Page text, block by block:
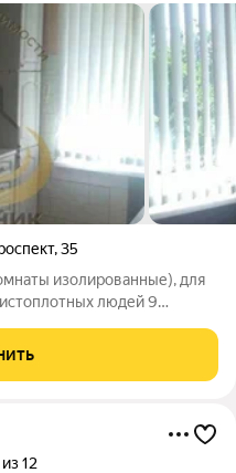
,35
изолированные), для
людей 9
плита,
утюг),
12